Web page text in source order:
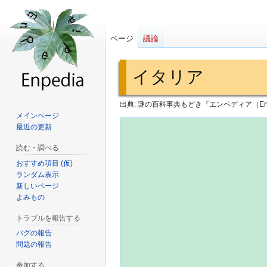
イタリア
出典: 謎の百科事典もどき『エンペディア（
ページ 議論
メインページ
最近の更新
読む・調べる
おすすめ項目 (仮)
ランダム表示
新しいページ
よみもの
トラブルを報告する
バグの報告
問題の報告